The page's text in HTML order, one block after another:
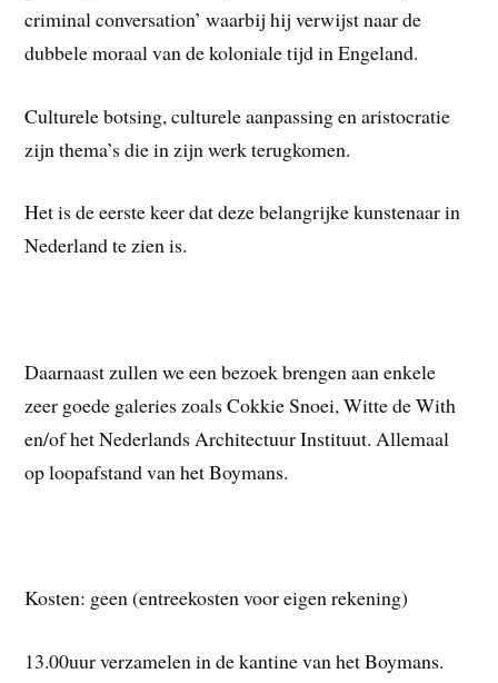
criminal conversation’ waarbij hij verwijst naar de
dubbele moraal van de koloniale tijd in Engeland.
Culturele botsing, culturele aanpassing en aristocratie
zijn thema’s die in zijn werk terugkomen.
Het is de eerste keer dat deze belangrijke kunstenaar in
Nederland te zien is.
Daarnaast zullen we een bezoek brengen aan enkele
zeer goede galeries zoals Cokkie Snoei, Witte de With
en/of het Nederlands Architectuur Instituut. Allemaal
op loopafstand van het Boymans.
Kosten: geen (entreekosten voor eigen rekening)
13.00uur verzamelen in de kantine van het Boymans.